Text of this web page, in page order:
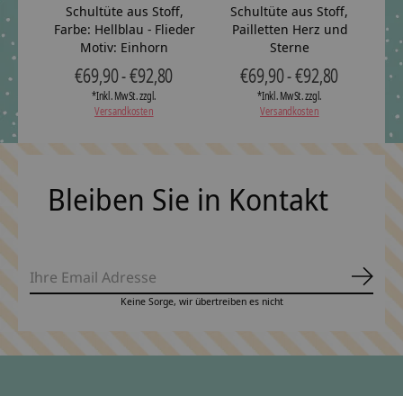
Schultüte aus Stoff,
Farbe: Hellblau - Flieder
Motiv: Einhorn
€69,90 - €92,80
*Inkl. MwSt. zzgl.
Versandkosten
Schultüte aus Stoff,
Pailletten Herz und
Sterne
€69,90 - €92,80
*Inkl. MwSt. zzgl.
Versandkosten
Bleiben Sie in Kontakt
Keine Sorge, wir übertreiben es nicht